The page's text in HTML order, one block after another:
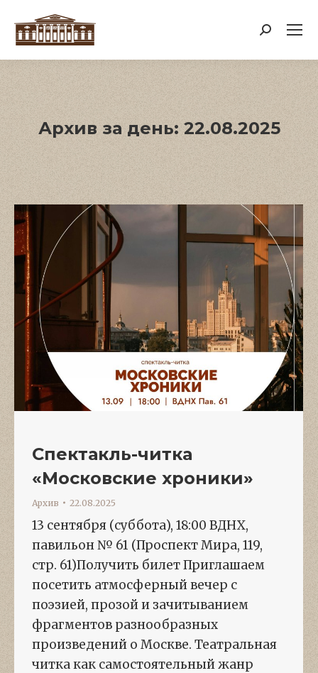
Поиск:
Архив за день: 22.08.2025
Спектакль-читка
«Московские хроники»
Архив 22.08.2025
13 сентября (суббота), 18:00 ВДНХ,
павильон № 61 (Проспект Мира, 119,
стр. 61)Получить билет Приглашаем
посетить атмосферный вечер с
поэзией, прозой и зачитыванием
фрагментов разнообразных
произведений о Москве. Театральная
читка как самостоятельный жанр